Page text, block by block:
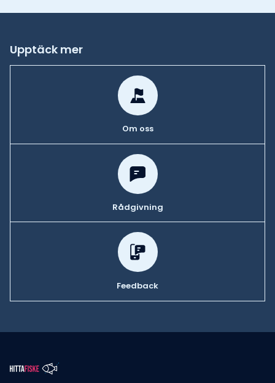
Upptäck mer
Om oss
Rådgivning
Feedback